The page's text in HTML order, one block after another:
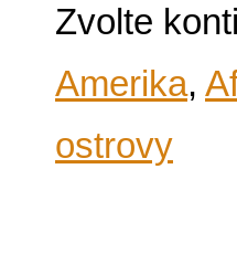
Zvolte
Amerika,
ostrovy